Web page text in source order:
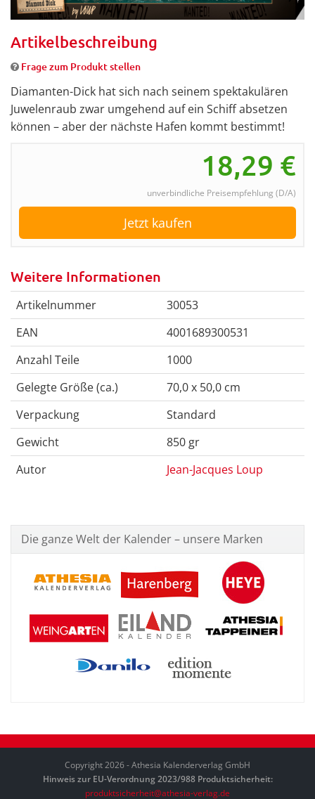
Artikelbeschreibung
Frage zum Produkt stellen
Diamanten-Dick hat sich nach seinem spektakulären
Juwelenraub zwar umgehend auf ein Schiff absetzen
können – aber der nächste Hafen kommt bestimmt!
18,29 €
unverbindliche Preisempfehlung (D/A)
Jetzt kaufen
Weitere Informationen
Artikelnummer
30053
EAN
4001689300531
Anzahl Teile
1000
Gelegte Größe (ca.)
70,0 x 50,0 cm
Verpackung
Standard
Gewicht
850 gr
Autor
Jean-Jacques Loup
Die ganze Welt der Kalender – unsere Marken
Copyright 2026 - Athesia Kalenderverlag GmbH
Hinweis zur EU-Verordnung 2023/988 Produktsicherheit:
produktsicherheit@athesia-verlag.de